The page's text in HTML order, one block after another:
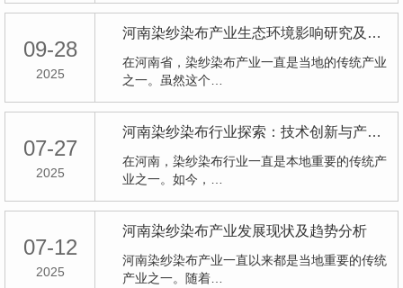
09-28
2025
河南染纱染布产业生态环境影响研究及对策探讨
在河南省，染纱染布产业一直是当地的传统产业
之一。虽然这个…
07-27
2025
河南染纱染布行业探索：技术创新与产业升级
在河南，染纱染布行业一直是本地重要的传统产
业之一。如今，…
07-12
2025
河南染纱染布产业发展现状及趋势分析
河南染纱染布产业一直以来都是当地重要的传统
产业之一。随着…